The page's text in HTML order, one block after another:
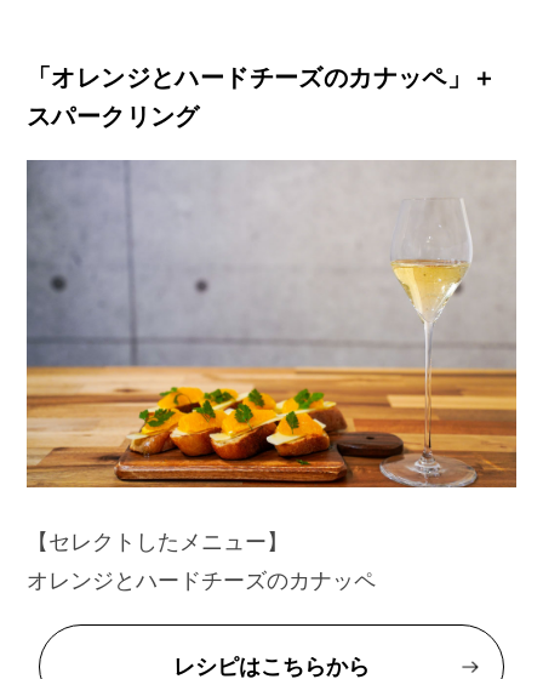
「オレンジとハードチーズのカナッペ」＋
スパークリング
【セレクトしたメニュー】
オレンジとハードチーズのカナッペ
レシピはこちらから